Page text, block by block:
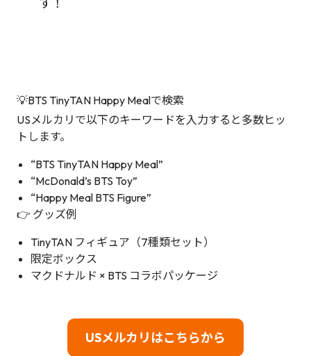
す！
💡BTS TinyTAN Happy Mealで検索
USメルカリで以下のキーワードを入力すると多数ヒッ
トします。
“BTS TinyTAN Happy Meal”
“McDonald’s BTS Toy”
“Happy Meal BTS Figure”
👉 グッズ例
TinyTAN フィギュア（7種類セット）
限定ボックス
マクドナルド × BTS コラボパッケージ
USメルカリはこちらから